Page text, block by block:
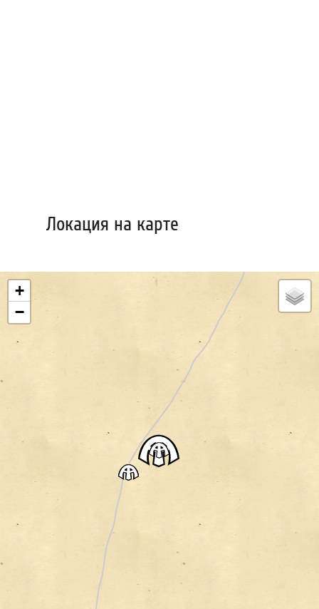
Локация на карте
+
−